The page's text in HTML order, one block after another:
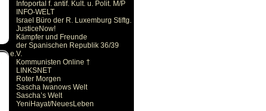
Infoportal f. antif. Kult. u. Polit. M/P
INFO-WELT
Israel Büro der R. Luxemburg Stiftg.
JusticeNow!
Kämpfer und Freunde
der Spanischen Republik 36/39
e.V.
Kommunisten Online †
LINKSNET
Roter Morgen
Sascha Iwanows Welt
Sascha’s Welt
YeniHayat/NeuesLeben